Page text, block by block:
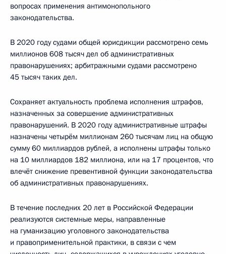
вопросах применения антимонопольного
законодательства.
В 2020 году судами общей юрисдикции рассмотрено семь
миллионов 608 тысяч дел об административных
правонарушениях; арбитражными судами рассмотрено
45 тысяч таких дел.
Сохраняет актуальность проблема исполнения штрафов,
назначенных за совершение административных
правонарушений. В 2020 году административные штрафы
назначены четырём миллионам 260 тысячам лиц на общую
сумму 60 миллиардов рублей, а исполнены штрафы только
на 10 миллиардов 182 миллиона, или на 17 процентов, что
влечёт снижение превентивной функции законодательства
об административных правонарушениях.
В течение последних 20 лет в Российской Федерации
реализуются системные меры, направленные
на гуманизацию уголовного законодательства
и правоприменительной практики, в связи с чем